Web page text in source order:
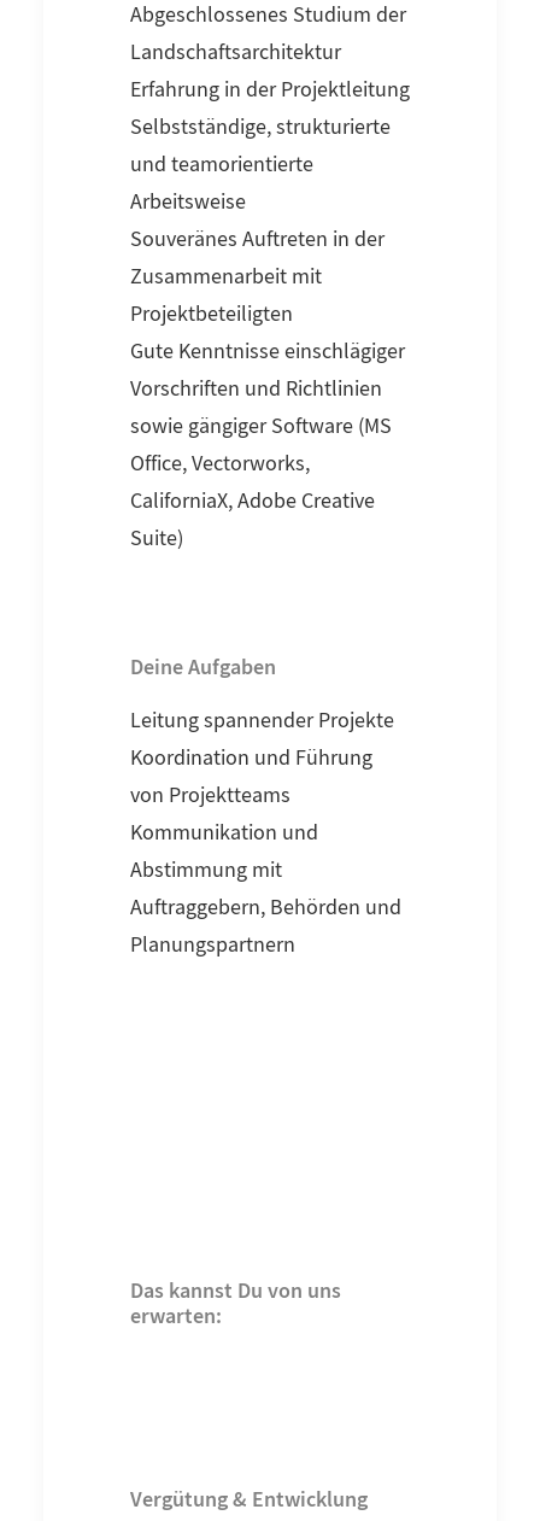
Abgeschlossenes Studium der
Landschaftsarchitektur
Erfahrung in der Projektleitung
Selbstständige, strukturierte
und teamorientierte
Arbeitsweise
Souveränes Auftreten in der
Zusammenarbeit mit
Projektbeteiligten
Gute Kenntnisse einschlägiger
Vorschriften und Richtlinien
sowie gängiger Software (MS
Office, Vectorworks,
CaliforniaX, Adobe Creative
Suite)
Deine Aufgaben
Leitung spannender Projekte
Koordination und Führung
von Projektteams
Kommunikation und
Abstimmung mit
Auftraggebern, Behörden und
Planungspartnern
Das kannst Du von uns
erwarten:
Vergütung & Entwicklung